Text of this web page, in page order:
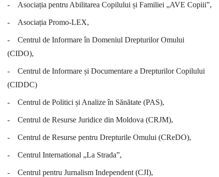
- Asociația pentru Abilitarea Copilului și Familiei „AVE Copiii”,
- Asociația Promo-LEX,
-
Centrul de Informare în Domeniul Drepturilor Omului
(CIDO),
-
Centrul de Informare și Documentare a Drepturilor Copilului
(CIDDC)
- Centrul de Politici și Analize în Sănătate (PAS),
- Centrul de Resurse Juridice din Moldova (CRJM),
- Centrul de Resurse pentru Drepturile Omului (CReDO),
- Centrul International „La Strada”,
- Centrul pentru Jurnalism Independent (CJI),